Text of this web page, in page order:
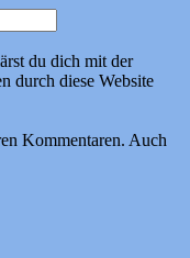
du dich mit der
durch diese Website
Kommentaren. Auch